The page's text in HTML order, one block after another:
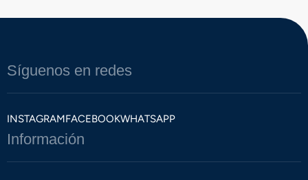
Síguenos en redes
INSTAGRAMFACEBOOKWHATSAPP
Información